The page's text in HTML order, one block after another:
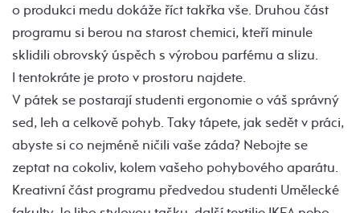
o produkci medu dokáže říct takřka vše. Druhou část
programu si berou na starost chemici, kteří minule
sklidili obrovský úspěch s výrobou parfému a slizu.
I tentokráte je proto v prostoru najdete.
V pátek se postarají studenti ergonomie o váš správný
sed, leh a celkově pohyb. Taky tápete, jak sedět v práci,
abyste si co nejméně ničili vaše záda? Nebojte se
zeptat na cokoliv, kolem vašeho pohybového aparátu.
Kreativní část programu předvedou studenti Umělecké